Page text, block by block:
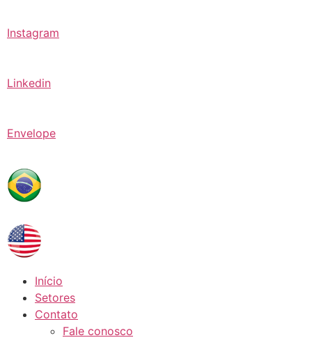
Instagram
Linkedin
Envelope
Início
Setores
Contato
Fale conosco